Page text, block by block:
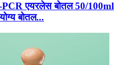
एयरलेस बोतल 50/100ml
बोतल...